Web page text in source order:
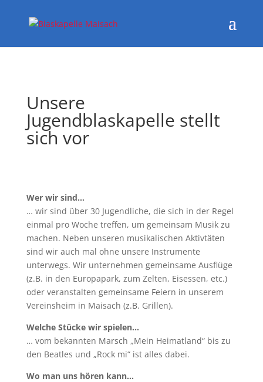
Unsere
Jugendblaskapelle stellt
sich vor
Wer wir sind…
… wir sind über 30 Jugendliche, die sich in der Regel
einmal pro Woche treffen, um gemeinsam Musik zu
machen. Neben unseren musikalischen Aktivtäten
sind wir auch mal ohne unsere Instrumente
unterwegs. Wir unternehmen gemeinsame Ausflüge
(z.B. in den Europapark, zum Zelten, Eisessen, etc.)
oder veranstalten gemeinsame Feiern in unserem
Vereinsheim in Maisach (z.B. Grillen).
Welche Stücke wir spielen…
… vom bekannten Marsch „Mein Heimatland“ bis zu
den Beatles und „Rock mi“ ist alles dabei.
Wo man uns hören kann…